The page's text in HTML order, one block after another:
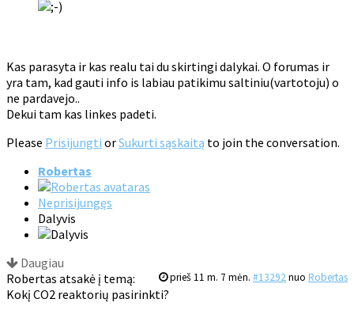
Kas parasyta ir kas realu tai du skirtingi dalykai. O forumas ir
yra tam, kad gauti info is labiau patikimu saltiniu(vartotoju) o
ne pardavejo..
Dekui tam kas linkes padeti.
Please Prisijungti orSukurti sąskaitą to join the conversation.
Robertas
Neprisijungęs
Dalyvis
Daugiau
prieš 11 m. 7 mėn. #13292nuo Robertas
Robertas atsakė į temą:
Kokį CO2 reaktorių pasirinkti?